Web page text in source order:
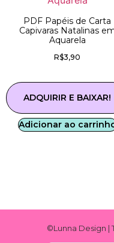
PDF Papéis de Carta
Capivaras Natalinas
Aquarela
R$3,90
ADQUIRIR E BAIXAR!
Adicionar ao
©Lunna Design |